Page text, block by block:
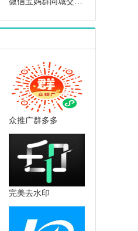
众推广群多多
完美去水印